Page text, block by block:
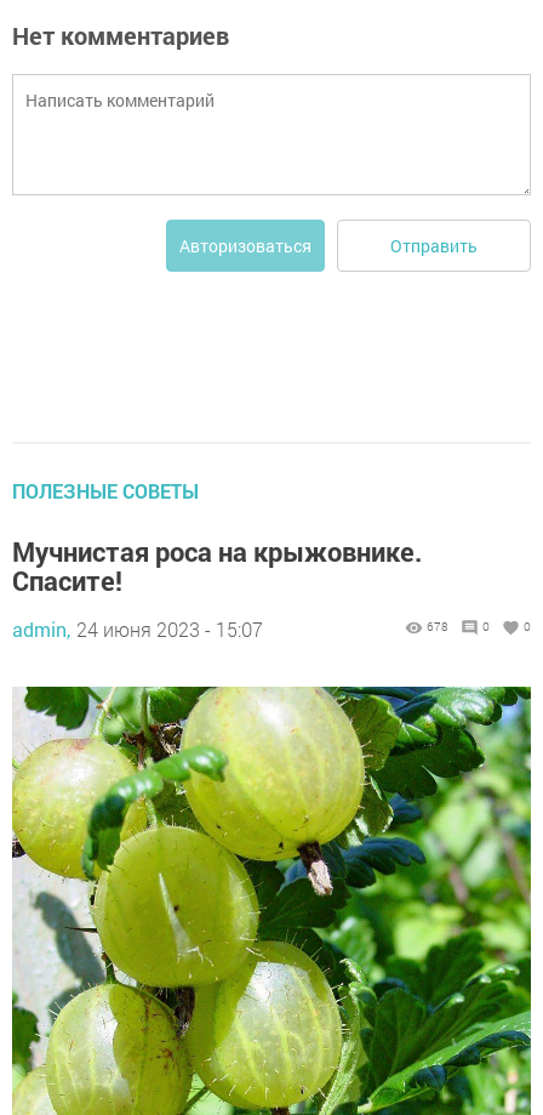
Нет комментариев
Авторизоваться Отправить
ПОЛЕЗНЫЕ СОВЕТЫ
Мучнистая роса на крыжовнике.
Спасите!
admin, 24 июня 2023 - 15:07 678 0 0